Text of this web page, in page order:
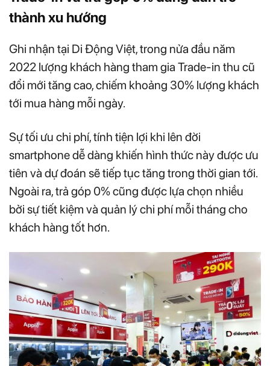
thành xu hướng
Ghi nhận tại Di Động Việt, trong nửa đầu năm
2022 lượng khách hàng tham gia Trade-in thu cũ
đổi mới tăng cao, chiếm khoảng 30% lượng khách
tới mua hàng mỗi ngày.
Sự tối ưu chi phí, tính tiện lợi khi lên đời
smartphone dễ dàng khiến hình thức này được ưu
tiên và dự đoán sẽ tiếp tục tăng trong thời gian tới.
Ngoài ra, trả góp 0% cũng được lựa chọn nhiều
bởi sự tiết kiệm và quản lý chi phí mỗi tháng cho
khách hàng tốt hơn.